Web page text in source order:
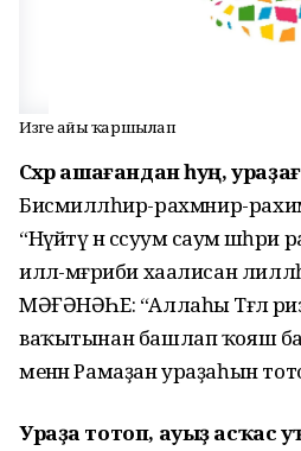
Изге айҙы ҡаршылап
Сәхәр ашағандан һуң,
Бисмилләһир-рахмәәнир-
“Нәүәйтү ән әссуумә саумә
иләл-мәғриби хаалисан лилләһи
МӘҒӘНӘҺЕ: “Аллаһы Тәғәлә
ваҡытынан башлап ҡояш
менән Рамаҙан ураҙаһын
Ураҙа тотоп, ауыҙ асҡас